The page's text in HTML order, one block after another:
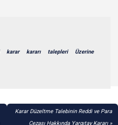
karar kararı talepleri Üzerine
Karar Düzeltme Talebinin Reddi ve Para
Cezası Hakkında Yargıtay Kararı